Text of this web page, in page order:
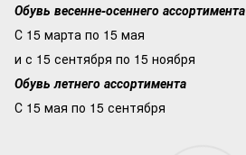
Обувь весенне-осеннего ассортимента
С 15 марта по 15 мая
и с 15 сентября по 15 ноября
Обувь летнего ассортимента
С 15 мая по 15 сентября